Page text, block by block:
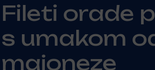
Fileti orade
s umakom
majoneze